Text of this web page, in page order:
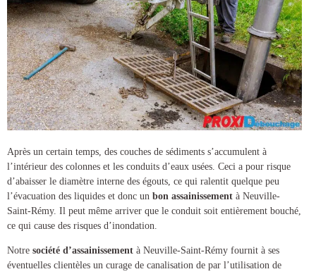
Après un certain temps, des couches de sédiments s’accumulent à
l’intérieur des colonnes et les conduits d’eaux usées. Ceci a pour risque
d’abaisser le diamètre interne des égouts, ce qui ralentit quelque peu
l’évacuation des liquides et donc un bon assainissement à Neuville-
Saint-Rémy. Il peut même arriver que le conduit soit entièrement bouché,
ce qui cause des risques d’inondation.
Notre société d’assainissement à Neuville-Saint-Rémy fournit à ses
éventuelles clientèles un curage de canalisation de par l’utilisation de